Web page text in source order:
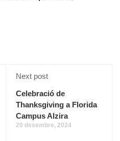
Next post
Celebració de
Thanksgiving a Florida
Campus Alzira
20 desembre, 2024